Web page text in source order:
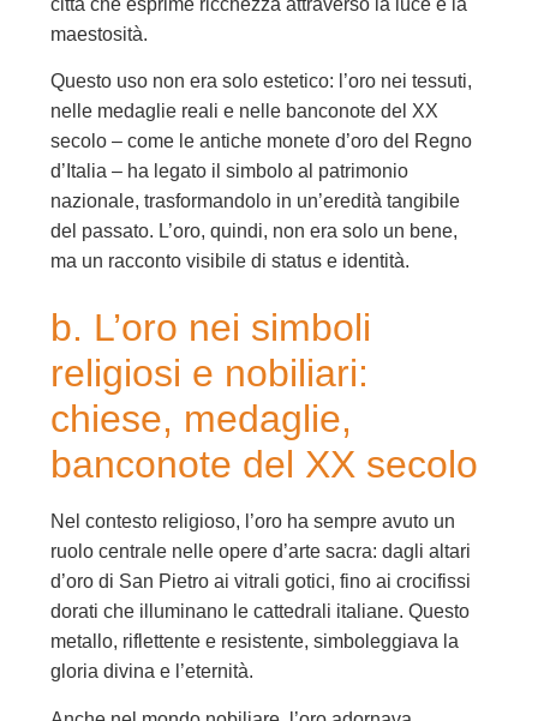
città che esprime ricchezza attraverso la luce e la
maestosità.
Questo uso non era solo estetico: l’oro nei tessuti,
nelle medaglie reali e nelle banconote del XX
secolo – come le antiche monete d’oro del Regno
d’Italia – ha legato il simbolo al patrimonio
nazionale, trasformandolo in un’eredità tangibile
del passato. L’oro, quindi, non era solo un bene,
ma un racconto visibile di status e identità.
b. L’oro nei simboli
religiosi e nobiliari:
chiese, medaglie,
banconote del XX secolo
Nel contesto religioso, l’oro ha sempre avuto un
ruolo centrale nelle opere d’arte sacra: dagli altari
d’oro di San Pietro ai vitrali gotici, fino ai crocifissi
dorati che illuminano le cattedrali italiane. Questo
metallo, riflettente e resistente, simboleggiava la
gloria divina e l’eternità.